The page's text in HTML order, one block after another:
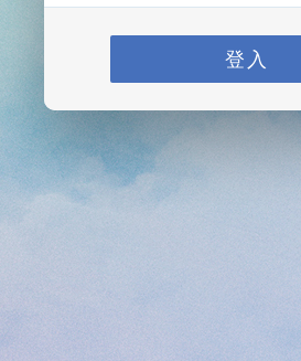
登入